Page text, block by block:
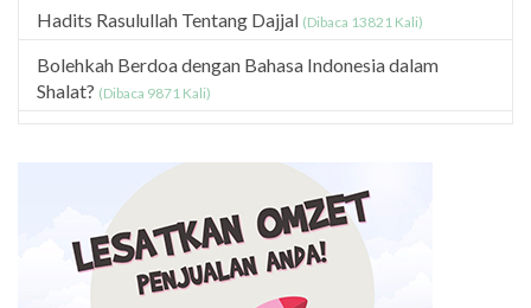
Hadits Rasulullah Tentang Dajjal (Dibaca 13821 Kali)
Bolehkah Berdoa dengan Bahasa Indonesia dalam
Shalat? (Dibaca 9871 Kali)